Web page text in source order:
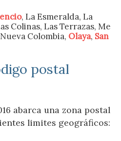
, La Esmeralda, La
Colinas, Las Terrazas, Me
Colombia, Olaya, San
postal
abarca una zona postal
limites geográficos: